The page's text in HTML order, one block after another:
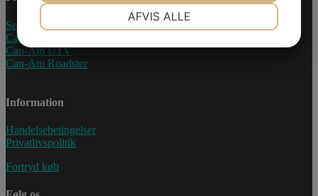
Sea-Doo Vandscooter
Can-Am ATV
Can-Am UTV
Can-Am Roadster
Information
Handelsebetingelser
Privatlivspolitik
Fortryd køb
MARKETING
AFVIS ALLE